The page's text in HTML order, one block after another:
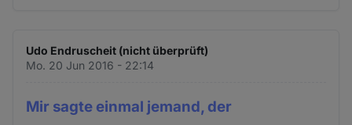
Udo Endruscheit (nicht überprüft)
Mo. 20 Jun 2016 - 22:14
Mir sagte einmal jemand, der